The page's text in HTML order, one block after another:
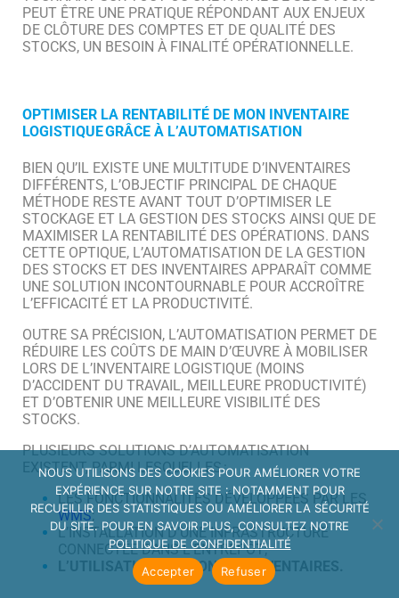
PEUT ÊTRE UNE PRATIQUE RÉPONDANT AUX ENJEUX
DE CLÔTURE DES COMPTES ET DE QUALITÉ DES
STOCKS, UN BESOIN À FINALITÉ OPÉRATIONNELLE.
OPTIMISER LA RENTABILITÉ DE MON INVENTAIRE
LOGISTIQUE GRÂCE À L’AUTOMATISATION
BIEN QU’IL EXISTE UNE MULTITUDE D’INVENTAIRES
DIFFÉRENTS, L’OBJECTIF PRINCIPAL DE CHAQUE
MÉTHODE RESTE AVANT TOUT D’OPTIMISER LE
STOCKAGE ET LA GESTION DES STOCKS AINSI QUE DE
MAXIMISER LA RENTABILITÉ DES OPÉRATIONS. DANS
CETTE OPTIQUE, L’AUTOMATISATION DE LA GESTION
DES STOCKS ET DES INVENTAIRES APPARAÎT COMME
UNE SOLUTION INCONTOURNABLE POUR ACCROÎTRE
L’EFFICACITÉ ET LA PRODUCTIVITÉ.
OUTRE SA PRÉCISION, L’AUTOMATISATION PERMET DE
RÉDUIRE LES COÛTS DE MAIN D’ŒUVRE À MOBILISER
LORS DE L’INVENTAIRE LOGISTIQUE (MOINS
D’ACCIDENT DU TRAVAIL, MEILLEURE PRODUCTIVITÉ)
ET D’OBTENIR UNE MEILLEURE VISIBILITÉ DES
STOCKS.
PLUSIEURS SOLUTIONS D’AUTOMATISATION
EXISTENT, PARMI LESQUELLES :
LES FONCTIONNALITÉS DÉVELOPPÉES PAR LES
WMS;
L’INSTALLATION D’UNE INFRASTRUCTURE
CONNECTÉE DANS L’ENTREPÔT;
L’UTILISATION DE DRONES D’INVENTAIRES.
NOUS UTILISONS DES COOKIES POUR AMÉLIORER VOTRE
EXPÉRIENCE SUR NOTRE SITE : NOTAMMENT POUR
RECUEILLIR DES STATISTIQUES OU AMÉLIORER LA SÉCURITÉ
DU SITE. POUR EN SAVOIR PLUS, CONSULTEZ NOTRE
POLITIQUE DE CONFIDENTIALITÉ
Accepter
Refuser